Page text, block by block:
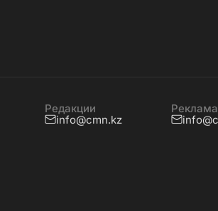
Редакции
info@cmn.kz
Реклама